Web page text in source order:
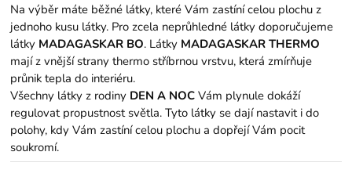
Na výběr máte běžné látky, které Vám zastíní celou plochu z
jednoho kusu látky. Pro zcela neprůhledné látky doporučujeme
látky MADAGASKAR BO. Látky MADAGASKAR THERMO
mají z vnější strany thermo stříbrnou vrstvu, která zmírňuje
průnik tepla do interiéru.
Všechny látky z rodiny DEN A NOC Vám plynule dokáží
regulovat propustnost světla. Tyto látky se dají nastavit i do
polohy, kdy Vám zastíní celou plochu a dopřejí Vám pocit
soukromí.